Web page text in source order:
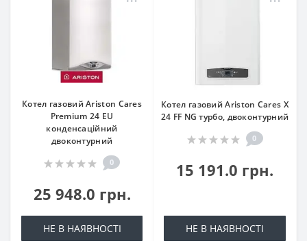
Котел газовий Ariston Cares
Premium 24 EU
конденсаційний
двоконтурний
0
25 948.0 грн.
НЕ В НАЯВНОСТІ
Котел газовий Ariston Cares X
24 FF NG турбо, двоконтурний
0
15 191.0 грн.
НЕ В НАЯВНОСТІ